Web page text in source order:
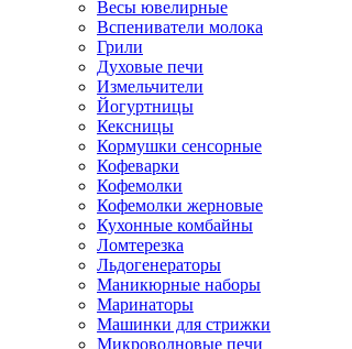
Весы ювелирные
Вспениватели молока
Грили
Духовые печи
Измельчители
Йогуртницы
Кексницы
Кормушки сенсорные
Кофеварки
Кофемолки
Кофемолки жерновые
Кухонные комбайны
Ломтерезка
Льдогенераторы
Маникюрные наборы
Маринаторы
Машинки для стрижки
Микроволновые печи